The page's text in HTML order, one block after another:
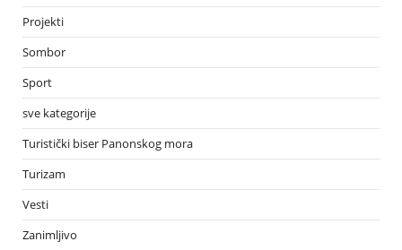
Projekti
Sombor
Sport
sve kategorije
Turistički biser Panonskog mora
Turizam
Vesti
Zanimljivo